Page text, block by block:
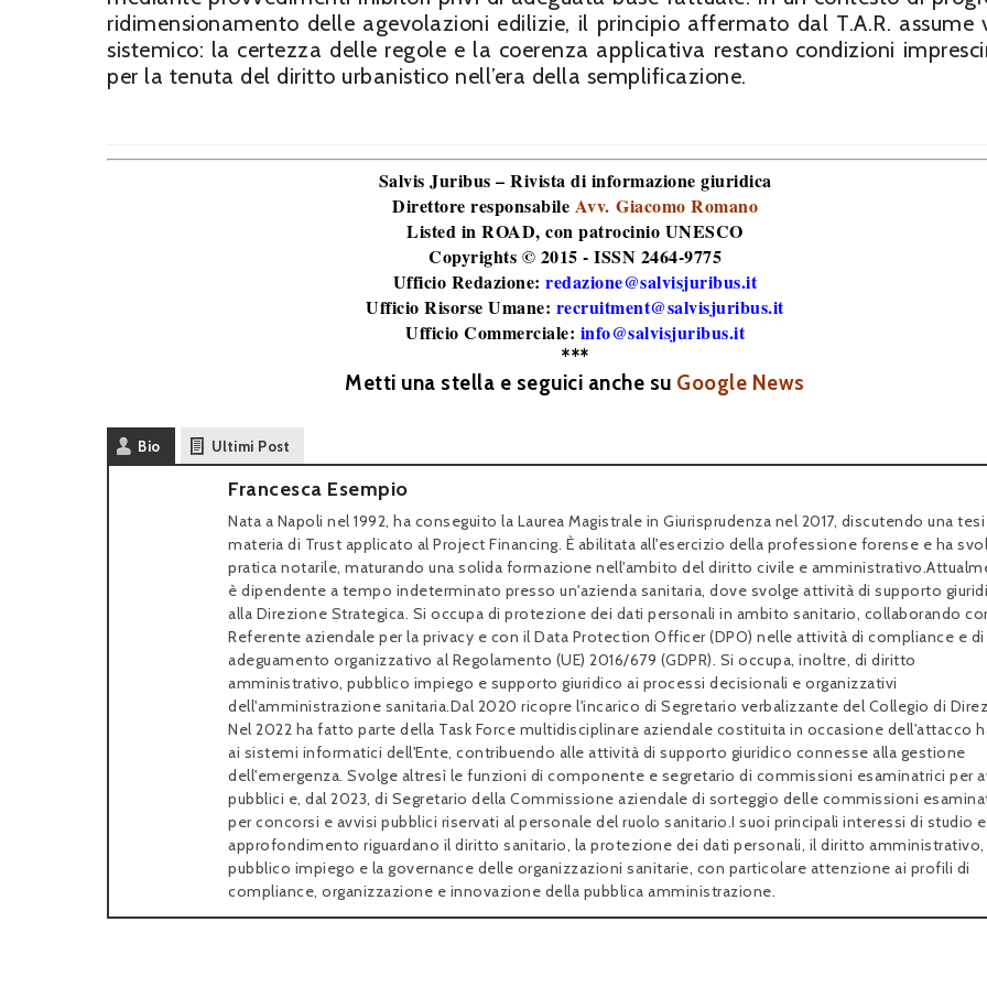
ridimensionamento delle agevolazioni edilizie, il principio affermato dal T.A.R. assume
sistemico: la certezza delle regole e la coerenza applicativa restano condizioni
per la tenuta del diritto urbanistico nell’era della semplificazione.
Salvis Juribus – Rivista di informazione giuridica
Direttore responsabile Avv. Giacomo Romano
Listed in ROAD, con patrocinio UNESCO
Copyrights © 2015 - ISSN 2464-9775
Ufficio Redazione: redazione@salvisjuribus.it
Ufficio Risorse Umane: recruitment@salvisjuribus.it
Ufficio Commerciale: info@salvisjuribus.it
***
Metti una stella e seguici anche su Google News
Bio Ultimi Post
Francesca Esempio
Nata a Napoli nel 1992, ha conseguito la Laurea Magistrale in Giurisprudenza nel 2017, discutendo una tesi
materia di Trust applicato al Project Financing. È abilitata all'esercizio della professione forense e ha
pratica notarile, maturando una solida formazione nell'ambito del diritto civile e
è dipendente a tempo indeterminato presso un'azienda sanitaria, dove svolge attività di supporto
alla Direzione Strategica. Si occupa di protezione dei dati personali in ambito sanitario, collaborando
Referente aziendale per la privacy e con il Data Protection Officer (DPO) nelle attività di compliance e di
adeguamento organizzativo al Regolamento (UE) 2016/679 (GDPR). Si occupa, inoltre, di diritto
amministrativo, pubblico impiego e supporto giuridico ai processi decisionali e organizzativi
dell'amministrazione sanitaria.Dal 2020 ricopre l'incarico di Segretario verbalizzante del Collegio di
Nel 2022 ha fatto parte della Task Force multidisciplinare aziendale costituita in occasione dell'attacco
ai sistemi informatici dell'Ente, contribuendo alle attività di supporto giuridico connesse alla gestione
dell'emergenza. Svolge altresì le funzioni di componente e segretario di commissioni esaminatrici per
pubblici e, dal 2023, di Segretario della Commissione aziendale di sorteggio delle commissioni
per concorsi e avvisi pubblici riservati al personale del ruolo sanitario.I suoi principali interessi di studio e
approfondimento riguardano il diritto sanitario, la protezione dei dati personali, il diritto amministrativo,
pubblico impiego e la governance delle organizzazioni sanitarie, con particolare attenzione ai profili di
compliance, organizzazione e innovazione della pubblica amministrazione.